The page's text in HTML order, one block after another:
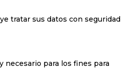
tratar sus datos con seguridad
necesario para los fines para